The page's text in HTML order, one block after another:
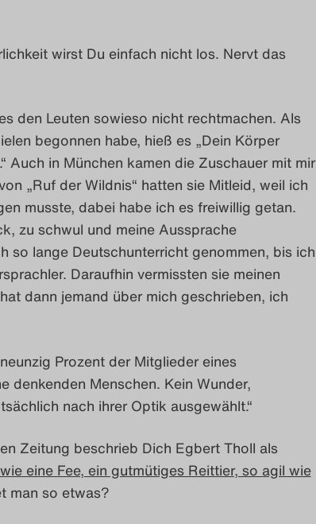
wirst Du einfach nicht los. Nervt das
den Leuten sowieso nicht rechtmachen. Als
begonnen habe, hieß es „Dein Körper
Auch in München kamen die Zuschauer mit mir
„Ruf der Wildnis“ hatten sie Mitleid, weil ich
musste, dabei habe ich es freiwillig getan.
zu schwul und meine Aussprache
so lange Deutschunterricht genommen, bis ich
Daraufhin vermissten sie meinen
dann jemand über mich geschrieben, ich
Prozent der Mitglieder eines
denkenden Menschen. Kein Wunder,
nach ihrer Optik ausgewählt.“
Zeitung beschrieb Dich Egbert Tholl als
eine Fee, ein gutmütiges Reittier, so agil wie
man so etwas?